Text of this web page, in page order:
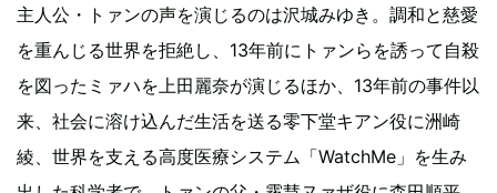
主人公・トァンの声を演じるのは沢城みゆき。調和と慈愛
を重んじる世界を拒絶し、13年前にトァンらを誘って自殺
を図ったミァハを上田麗奈が演じるほか、13年前の事件以
来、社会に溶け込んだ生活を送る零下堂キアン役に洲崎
綾、世界を支える高度医療システム「WatchMe」を生み